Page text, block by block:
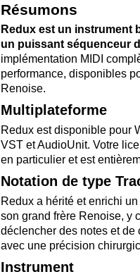
Résumons
Redux est un instrument
un puissant séquenceur
implémentation MIDI
performance, disponibles
Renoise.
Multiplateforme
Redux est disponible pour
VST et AudioUnit. Votre
en particulier et est
Notation de type
Redux a hérité et enrichi
son grand frère Renoise, y
déclencher des notes et
avec une précision
Instrument